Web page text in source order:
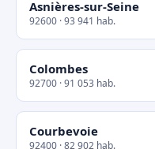
Asnières-sur-Seine
92600 · 93 941 hab.
Colombes
92700 · 91 053 hab.
Courbevoie
92400 · 82 902 hab.